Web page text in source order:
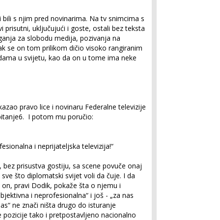
s njim pred novinarima. Na tv snimcima s
prisutni, uključujući i goste, ostali bez teksta
za slobodu medija, pozivanja na
se on tom prilikom dičio visoko rangiranim
u svijetu, kao da on u tome ima neke
pravo lice i novinaru Federalne televizije
6. I potom mu poručio:
i neprijateljska televizija!“
prisustva gostiju, sa scene povuče onaj
što diplomatski svijet voli da čuje. I da
pravi Dodik, pokaže šta o njemu i
i neprofesionalna“ i još - „za nas
ne znači ništa drugo do isturanje
pozicije tako i pretpostavljeno nacionalno